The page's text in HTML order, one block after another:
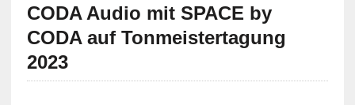
CODA Audio mit SPACE by
CODA auf Tonmeistertagung
2023